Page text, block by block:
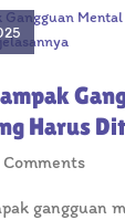
Harus
gangguan